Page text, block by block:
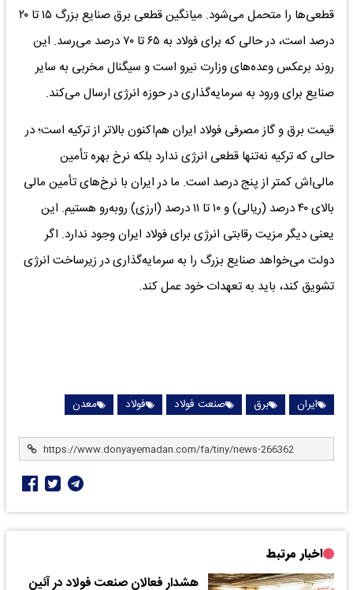
قطعی‌ها را متحمل می‌شود. میانگین قطعی برق صنایع بزرگ ۱۵ تا ۲۰
درصد است، در حالی که برای فولاد به ۶۵ تا ۷۰ درصد می‌رسد. این
روند برعکس وعده‌های وزارت نیرو است و سیگنال مخربی به سایر
صنایع برای ورود به سرمایه‌گذاری در حوزه انرژی ارسال می‌کند.
قیمت برق و گاز مصرفی فولاد ایران هم‌اکنون بالاتر از ترکیه است؛ در
حالی که ترکیه نه‌تنها قطعی انرژی ندارد بلکه نرخ بهره تأمین
مالی‌اش کمتر از پنج درصد است. ما در ایران با نرخ‌های تأمین مالی
بالای ۴۰ درصد (ریالی) و ۱۰ تا ۱۱ درصد (ارزی) روبه‌رو هستیم. این
یعنی دیگر مزیت رقابتی انرژی برای فولاد ایران وجود ندارد. اگر
دولت می‌خواهد صنایع بزرگ را به سرمایه‌گذاری در زیرساخت انرژی
تشویق کند، باید به تعهدات خود عمل کند.
ایران برق صنعت فولاد فولاد معدن
اخبار مرتبط
هشدار فعالان صنعت فولاد در آئین